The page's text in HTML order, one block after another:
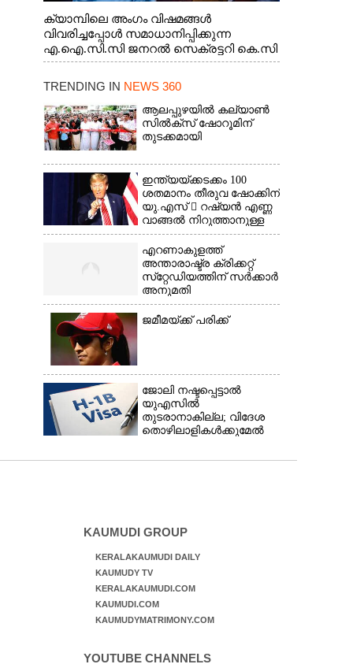
ക്യാമ്പിലെ അംഗം വിഷമങ്ങൾ
വിവരിച്ചപ്പോൾ സമാധാനിപ്പിക്കുന്ന
എ.ഐ.സി.സി ജനറൽ സെക്രട്ടറി കെ.സി
വേണുഗോപാൽ എം.പി. സഹകരണ-
എന്നിവർ
TRENDING IN NEWS 360
ആലപ്പുഴയിൽ കല്യാൺ
സിൽക്‌സ് ഷോറൂമിന്
തുടക്കമായി
ഇന്ത്യയ്ക്കടക്കം 100
ശതമാനം തീരുവ ഷോക്കിന്
യു.എസ്  റഷ്യൻ എണ്ണ
വാങ്ങൽ നിറുത്താനുള്ള
സമ്മർദ്ദം
എറണാകുളത്ത്
അന്താരാഷ്ട്ര ക്രിക്കറ്റ്
സ്‌റ്റേഡിയത്തിന് സർക്കാർ
അനുമതി
ജമീമയ്ക്ക് പരിക്ക്
ജോലി നഷ്ടപ്പെട്ടാൽ
യുഎസിൽ
തുടരാനാകില്ല; വിദേശ
തൊഴിലാളികൾക്കുമേൽ
നിയന്ത്രണവുമായി ട്രംപ്‌
KAUMUDI GROUP
KERALAKAUMUDI DAILY
KAUMUDY TV
KERALAKAUMUDI.COM
KAUMUDI.COM
KAUMUDYMATRIMONY.COM
YOUTUBE CHANNELS